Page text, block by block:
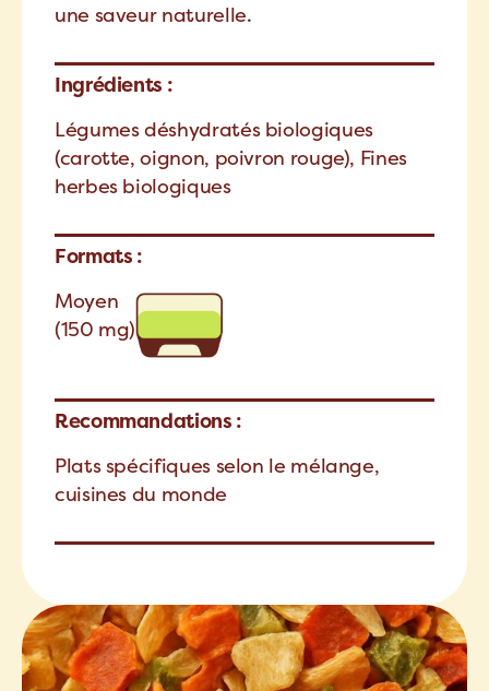
une saveur naturelle.
Ingrédients :
Légumes déshydratés biologiques
(carotte, oignon, poivron rouge), Fines
herbes biologiques
Formats :
Moyen
(150 mg)
Recommandations :
Plats spécifiques selon le mélange,
cuisines du monde